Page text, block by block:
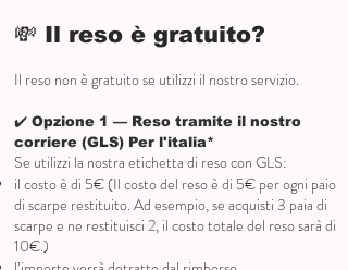
💸 Il reso è gratuito?
Il reso non è gratuito se utilizzi il nostro servizio.
✔️ Opzione 1 — Reso tramite il nostro
corriere (GLS) Per l'italia*
Se utilizzi la nostra etichetta di reso con GLS:
il costo è di 5€ (Il costo del reso è di 5€ per ogni paio
di scarpe restituito. Ad esempio, se acquisti 3 paia di
scarpe e ne restituisci 2, il costo totale del reso sarà di
10€.)